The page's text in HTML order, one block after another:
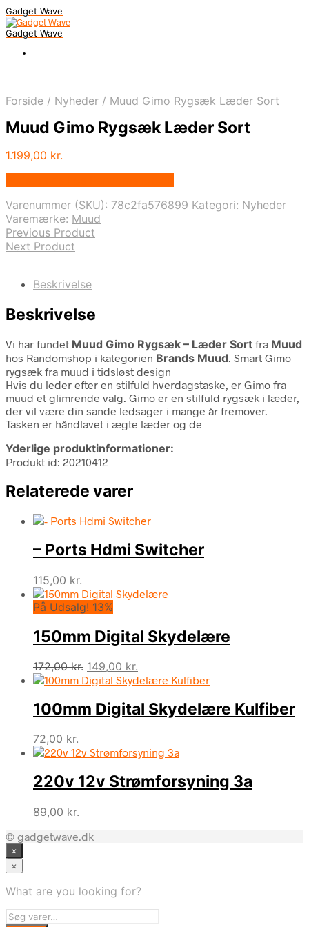
Gadget Wave
Gadget Wave
Forside / Nyheder / Muud Gimo Rygsæk Læder Sort
Muud Gimo Rygsæk Læder Sort
1.199,00 kr.
Varenummer (SKU): 78c2fa576899 Kategori: Nyheder
Varemærke: Muud
Previous Product
Next Product
Beskrivelse
Beskrivelse
Vi har fundet Muud Gimo Rygsæk – Læder Sort fra Muud
hos Randomshop i kategorien Brands Muud. Smart Gimo
rygsæk fra muud i tidsløst design
Hvis du leder efter en stilfuld hverdagstaske, er Gimo fra
muud et glimrende valg. Gimo er en stilfuld rygsæk i læder,
der vil være din sande ledsager i mange år fremover.
Tasken er håndlavet i ægte læder og de
Yderlige produktinformationer:
Produkt id: 20210412
Relaterede varer
– Ports Hdmi Switcher
115,00 kr.
På Udsalg! 13%
150mm Digital Skydelære
172,00kr. Den
oprindelige
var:
172,00 kr..
149,00 kr.
aktuelle
er:
149,00 kr..
100mm Digital Skydelære Kulfiber
72,00 kr.
220v 12v Strømforsyning 3a
89,00 kr.
© gadgetwave.dk
×
×
What are you looking for?